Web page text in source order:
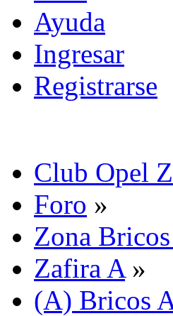
Ayuda
Ingresar
Registrarse
Club Opel
Foro »
Zona
Zafira A»
(A) Bricos